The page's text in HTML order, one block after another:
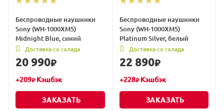
Беспроводные наушники
Sony (WH-1000XM5)
Midnight Blue, синий
Доставка со склада
20 990₽
+209₽Кэшбэк
ЗАКАЗАТЬ
Беспроводные наушники
Sony (WH-1000XM5)
Platinum Silver, белый
Доставка со склада
22 890₽
+228₽Кэшбэк
ЗАКАЗАТЬ